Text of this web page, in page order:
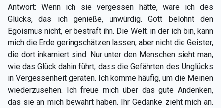
Antwort: Wenn ich sie vergessen hätte, wäre ich des
Glücks, das ich genieße, unwürdig. Gott belohnt den
Egoismus nicht, er bestraft ihn. Die Welt, in der ich bin, kann
mich die Erde geringschätzen lassen, aber nicht die Geister,
die dort inkarniert sind. Nur unter den Menschen sieht man,
wie das Glück dahin führt, dass die Gefährten des Unglücks
in Vergessenheit geraten. Ich komme häufig, um die Meinen
wiederzusehen. Ich freue mich über das gute Andenken,
das sie an mich bewahrt haben. Ihr Gedanke zieht mich an.